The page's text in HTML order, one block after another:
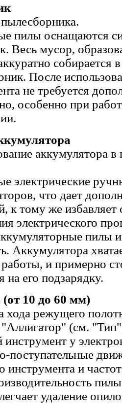
пилы оснащаются
Весь мусор,
собирается
После
не требуется
особенно при
аккумулятора в
электрические
что дает
к тому же избавляет
электрического
пилы
Аккумулятора
и примерно
на его подзарядку.
(от 10 до 60 мм)
хода режущего
"Аллигатор" (см.
у
поступательные
инструмента и
удаление